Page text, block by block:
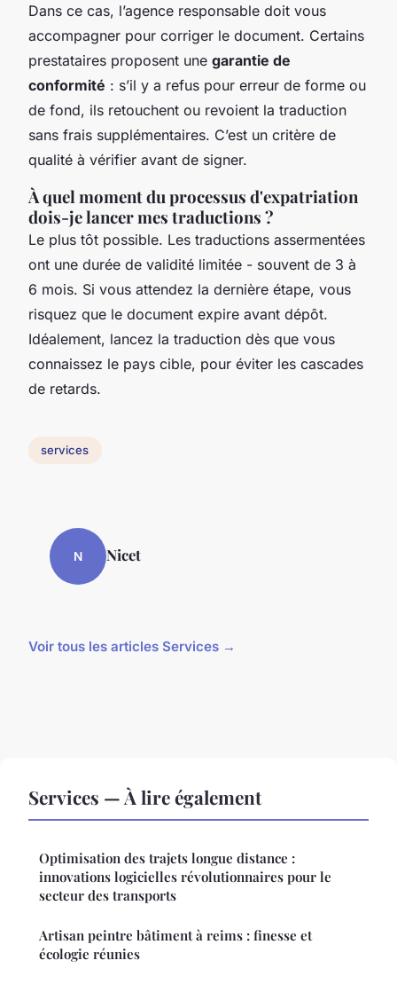
Dans ce cas, l’agence responsable doit vous
accompagner pour corriger le document. Certains
prestataires proposent une garantie de
conformité : s’il y a refus pour erreur de forme ou
de fond, ils retouchent ou revoient la traduction
sans frais supplémentaires. C’est un critère de
qualité à vérifier avant de signer.
À quel moment du processus d'expatriation
dois-je lancer mes traductions ?
Le plus tôt possible. Les traductions assermentées
ont une durée de validité limitée - souvent de 3 à
6 mois. Si vous attendez la dernière étape, vous
risquez que le document expire avant dépôt.
Idéalement, lancez la traduction dès que vous
connaissez le pays cible, pour éviter les cascades
de retards.
services
N Nicet
Voir tous les articles Services →
Services — À lire également
Optimisation des trajets longue distance :
innovations logicielles révolutionnaires pour le
secteur des transports
Artisan peintre bâtiment à reims : finesse et
écologie réunies